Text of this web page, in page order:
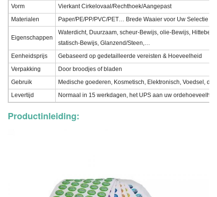
Vorm
Vierkant Cirkelovaal/Rechthoek/Aangepast
Materialen
Paper/PE/PP/PVC/PET… Brede Waaier voor Uw Selectie
Eigenschappen
Waterdicht, Duurzaam, scheur-Bewijs, olie-Bewijs,
statisch-Bewijs, Glanzend/Steen,…
Eenheidsprijs
Gebaseerd op gedetailleerde vereisten & Hoeveelheid
Verpakking
Door broodjes of bladen
Gebruik
Medische goederen, Kosmetisch, Elektronisch, Voedsel,
Levertijd
Normaal in 15 werkdagen, het UPS aan uw
Productinleiding: